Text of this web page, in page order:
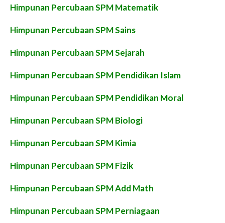
Himpunan Percubaan SPM Matematik
Himpunan Percubaan SPM Sains
Himpunan Percubaan SPM Sejarah
Himpunan Percubaan SPM Pendidikan Islam
Himpunan Percubaan SPM Pendidikan Moral
Himpunan Percubaan SPM Biologi
Himpunan Percubaan SPM Kimia
Himpunan Percubaan SPM Fizik
Himpunan Percubaan SPM Add Math
Himpunan Percubaan SPM Perniagaan